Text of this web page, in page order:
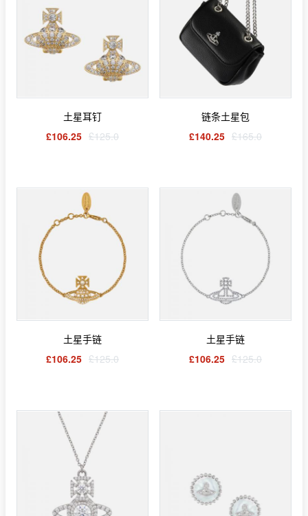
土星耳钉
£106.25 £125.0
链条土星包
£140.25 £165.0
土星手链
£106.25 £125.0
土星手链
£106.25 £125.0